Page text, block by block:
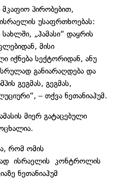
პირობებით,
უსაფრთხოებას:
„ჰამასი“ დაყრის
მისი
იქნება სექტორიდან, ანუ
განიარაღდება და
გეგმას, გეგმას,
– თქვა ნეთანიაჰუმ.
მიერ გატაცებული
რომ ომის
ისრაელის კონტროლის
ნეთანიაჰუმ